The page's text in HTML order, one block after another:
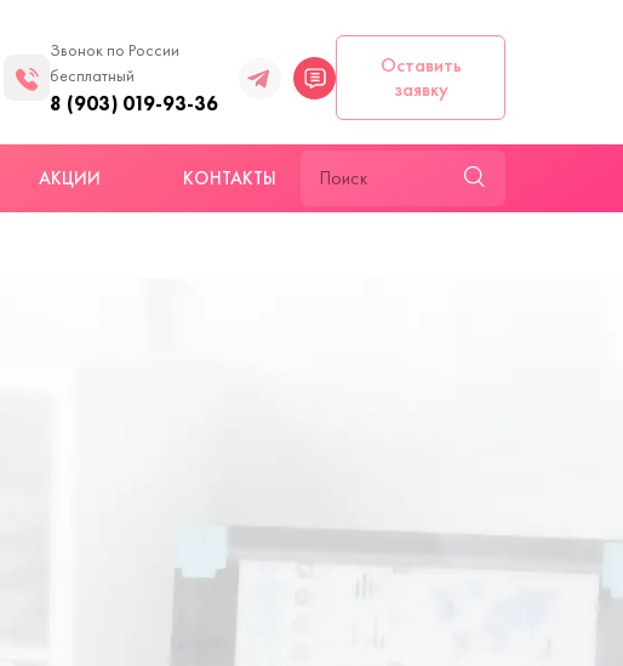
Звонок по России
бесплатный
8 (903) 019-93-36
Оставить
заявку
АКЦИИ КОНТАКТЫ